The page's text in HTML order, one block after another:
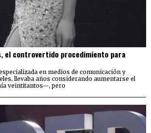
el controvertido procedimiento para
en medios de comunicación y
llevaba años considerando aumentarse el
veintitantos—, pero